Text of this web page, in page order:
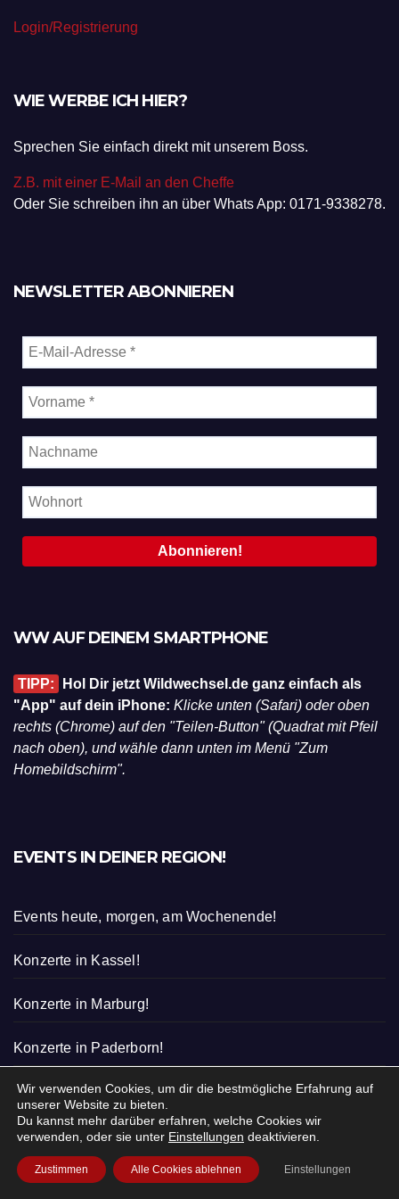
Login/Registrierung
WIE WERBE ICH HIER?
Sprechen Sie einfach direkt mit unserem Boss.
Z.B. mit einer E-Mail an den Cheffe
Oder Sie schreiben ihn an über Whats App: 0171-9338278.
NEWSLETTER ABONNIEREN
WW AUF DEINEM SMARTPHONE
TIPP:
Hol Dir jetzt Wildwechsel.de ganz einfach als
"App" auf dein iPhone: Klicke unten (Safari) oder oben
rechts (Chrome) auf den "Teilen-Button" (Quadrat mit Pfeil
nach oben), und wähle dann unten im Menü "Zum
Homebildschirm".
EVENTS IN DEINER REGION!
Events heute, morgen, am Wochenende!
Konzerte in Kassel!
Konzerte in Marburg!
Konzerte in Paderborn!
Was ist los in Paderborn?
Was ist heute los in Kassel?
Was ist los in Marburg?
Wir verwenden Cookies, um dir die bestmögliche Erfahrung auf
unserer Website zu bieten.
Du kannst mehr darüber erfahren, welche Cookies wir
verwenden, oder sie unter Einstellungen deaktivieren.
Zustimmen Alle Cookies ablehnen Einstellungen